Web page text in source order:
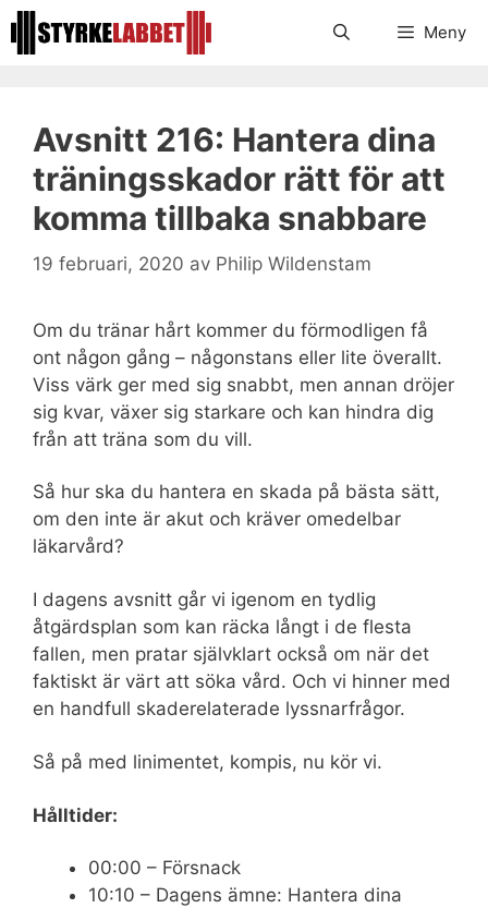
Hoppa
till
Meny
Avsnitt 216: Hantera dina
träningsskador rätt för att
komma tillbaka snabbare
19 februari, 2020 av Philip Wildenstam
Om du tränar hårt kommer du förmodligen få
ont någon gång – någonstans eller lite överallt.
Viss värk ger med sig snabbt, men annan dröjer
sig kvar, växer sig starkare och kan hindra dig
från att träna som du vill.
Så hur ska du hantera en skada på bästa sätt,
om den inte är akut och kräver omedelbar
läkarvård?
I dagens avsnitt går vi igenom en tydlig
åtgärdsplan som kan räcka långt i de flesta
fallen, men pratar självklart också om när det
faktiskt är värt att söka vård. Och vi hinner med
en handfull skaderelaterade lyssnarfrågor.
Så på med linimentet, kompis, nu kör vi.
Hålltider:
00:00 – Försnack
10:10 – Dagens ämne: Hantera dina